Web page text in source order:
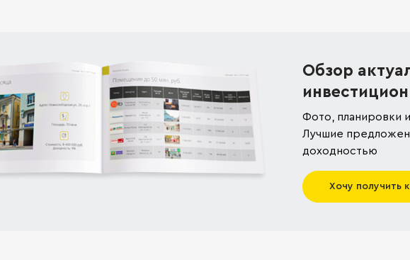
Обзор
Фото, планировки
Лучшие
доходностью
Хочу получить